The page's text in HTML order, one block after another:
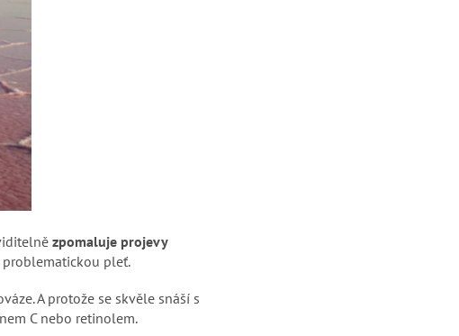
zpomaluje projevy
problematickou pleť.
A protože se skvěle snáší s
C nebo retinolem.